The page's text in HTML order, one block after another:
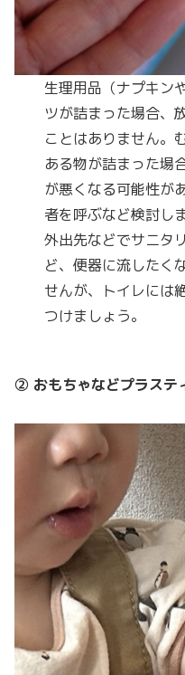
生理用品（ナプキン
ツが詰まった場合、
ことはありません。
ある物が詰まった場
が悪くなる可能性が
者を呼ぶなど検討し
外出先などでサニタ
ど、便器に流したく
せんが、トイレには
つけましょう。
② おもちゃなどプラステ